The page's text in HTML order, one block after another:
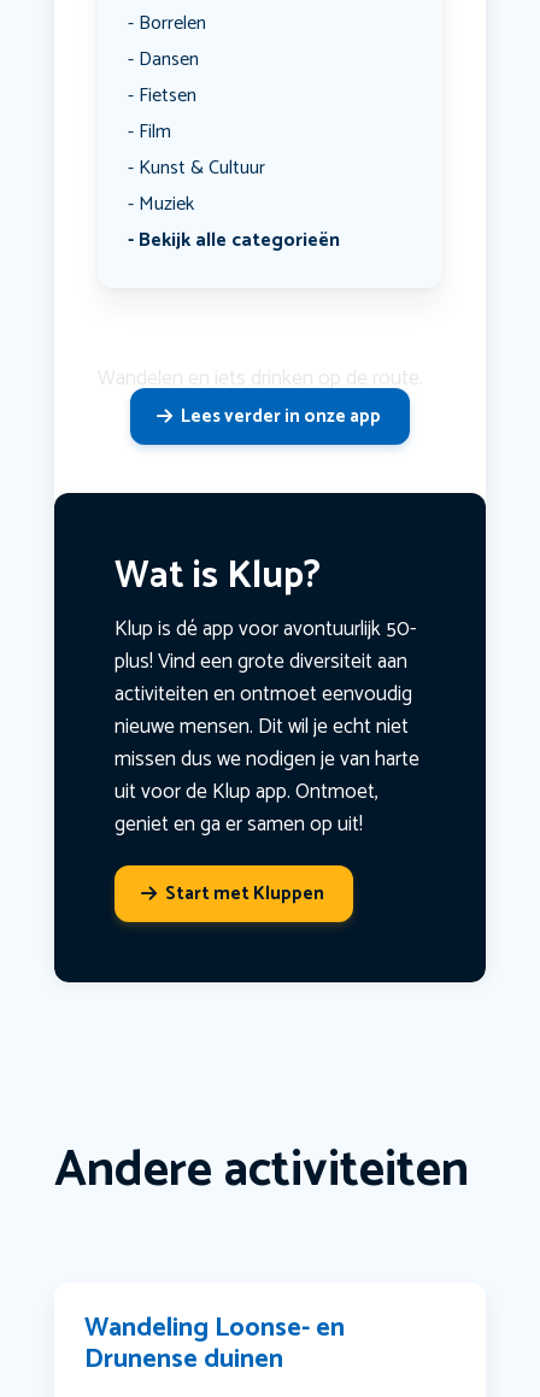
Borrelen
Dansen
Fietsen
Film
Kunst & Cultuur
Muziek
Bekijk alle categorieën
Wandelen en iets drinken op de route.
Lees verder in onze app
Wat is Klup?
Klup is dé app voor avontuurlijk 50-
plus! Vind een grote diversiteit aan
activiteiten en ontmoet eenvoudig
nieuwe mensen. Dit wil je echt niet
missen dus we nodigen je van harte
uit voor de Klup app. Ontmoet,
geniet en ga er samen op uit!
Start met Kluppen
Andere activiteiten
Wandeling Loonse- en
Drunense duinen